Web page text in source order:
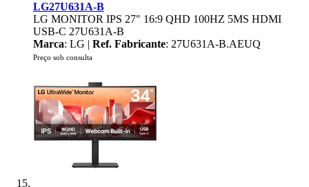
LG27U631A-B
LG MONITOR IPS 27" 16:9 QHD 100HZ 5MS HDMI
USB-C 27U631A-B
Marca: LG | Ref. Fabricante: 27U631A-B.AEUQ
Preço sob consulta